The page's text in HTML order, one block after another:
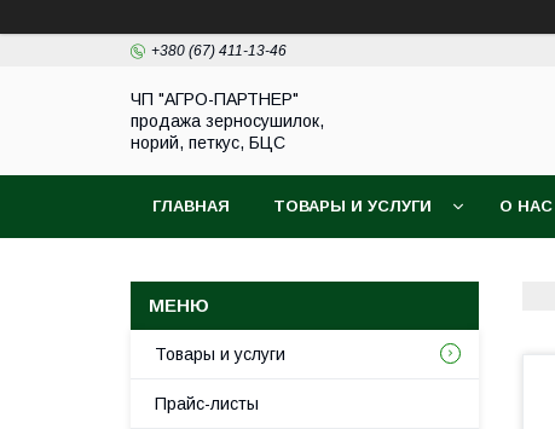
+380 (67) 411-13-46
ЧП "АГРО-ПАРТНЕР"
продажа зерносушилок,
норий, петкус, БЦС
ГЛАВНАЯ ТОВАРЫ И УСЛУГИ О НАС
Товары и услуги
Прайс-листы